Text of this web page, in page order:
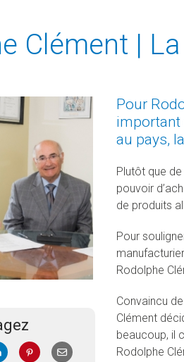
Clément |
Pour
important
au pays,
Plutôt que
pouvoir
de produits
Pour
Rodolphe
Convaincu
Clément
beaucoup, il
Rodolphe